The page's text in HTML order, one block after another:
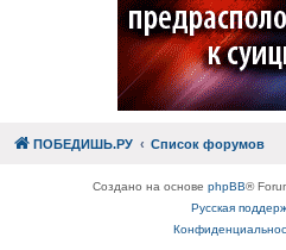
ПОБЕДИШЬ.РУ Список форумов
Создано на основе phpBB®
Русская